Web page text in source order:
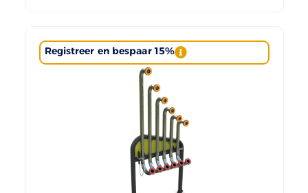
Registreer en bespaar 15%